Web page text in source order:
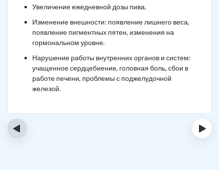
Увеличение ежедневной дозы пива.
Изменение внешности: появление лишнего веса,
появление пигментных пятен, изменения на
гормональном уровне.
Нарушение работы внутренних органов и систем:
учащенное сердцебиение, головная боль, сбои в
работе печени, проблемы с поджелудочной
железой.
‹ ›